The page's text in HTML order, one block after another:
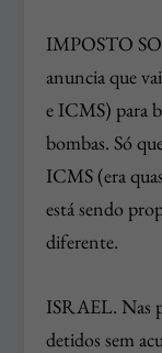
IMPOSTO
anuncia que
e ICMS) para
bombas. Só
ICMS (era
está sendo
diferente.
ISRAEL. Nas
detidos sem